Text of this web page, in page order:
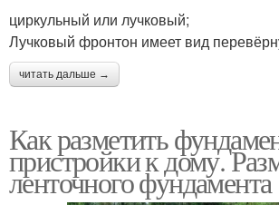
циркульный или лучковый;
Лучковый фронтон имеет вид
читать дальше →
Как разметить
пристройки к дому.
ленточного фундамента